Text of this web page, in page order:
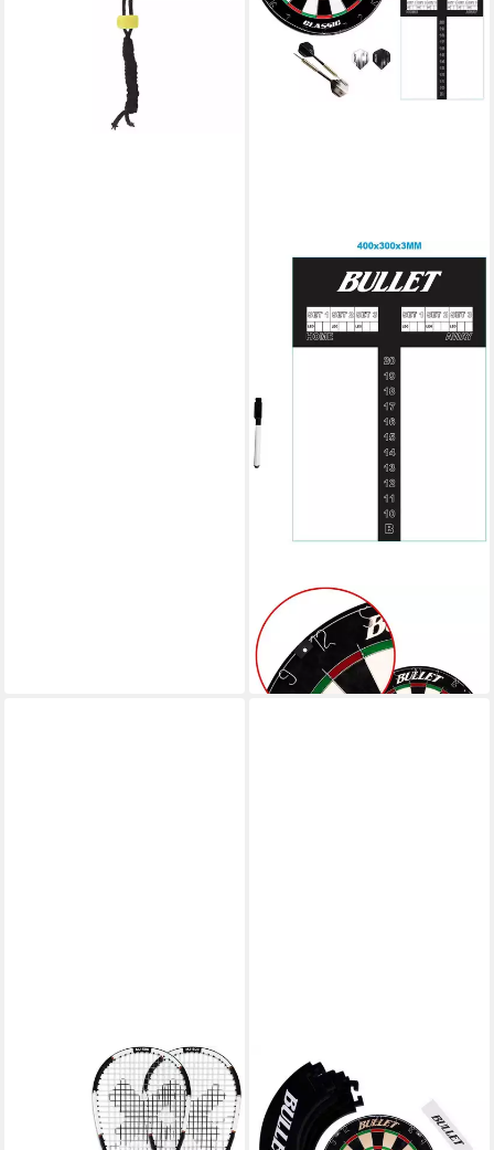
in 2-3 Werktagen bei dir
XQMAX
Dartscheibe Darts Set
44,90 €
in 2-3 Werktagen bei dir